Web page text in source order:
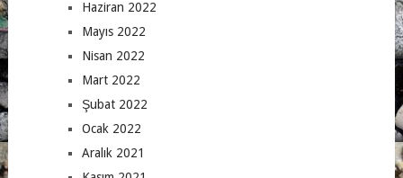
Haziran 2022
Mayıs 2022
Nisan 2022
Mart 2022
Şubat 2022
Ocak 2022
Aralık 2021